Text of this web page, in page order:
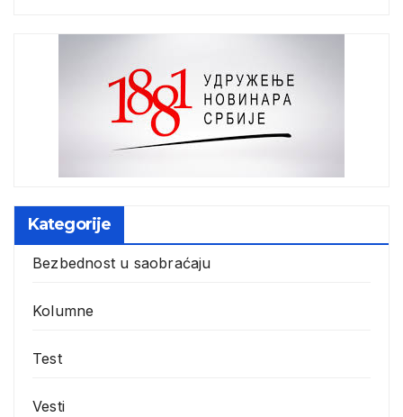
Kategorije
Bezbednost u saobraćaju
Kolumne
Test
Vesti